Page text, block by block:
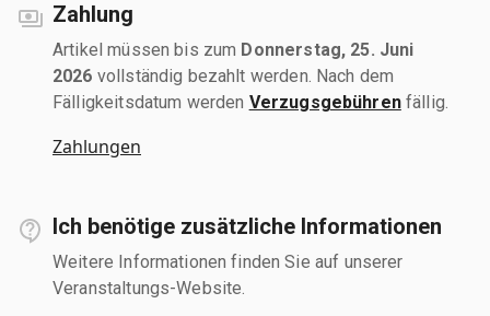
Zahlung
Artikel müssen bis zum Donnerstag, 25. Juni
2026 vollständig bezahlt werden. Nach dem
Fälligkeitsdatum werden Verzugsgebührenfällig.
Zahlungen
Ich benötige zusätzliche Informationen
Weitere Informationen finden Sie auf unserer
Veranstaltungs-Website.